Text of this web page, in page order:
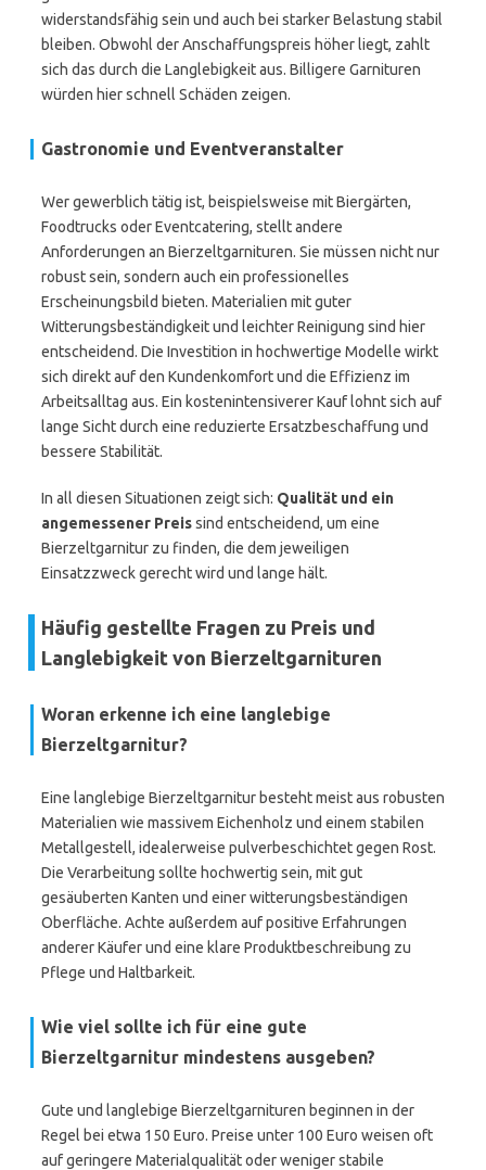
widerstandsfähig sein und auch bei starker Belastung stabil
bleiben. Obwohl der Anschaffungspreis höher liegt, zahlt
sich das durch die Langlebigkeit aus. Billigere Garnituren
würden hier schnell Schäden zeigen.
Gastronomie und Eventveranstalter
Wer gewerblich tätig ist, beispielsweise mit Biergärten,
Foodtrucks oder Eventcatering, stellt andere
Anforderungen an Bierzeltgarnituren. Sie müssen nicht nur
robust sein, sondern auch ein professionelles
Erscheinungsbild bieten. Materialien mit guter
Witterungsbeständigkeit und leichter Reinigung sind hier
entscheidend. Die Investition in hochwertige Modelle wirkt
sich direkt auf den Kundenkomfort und die Effizienz im
Arbeitsalltag aus. Ein kostenintensiverer Kauf lohnt sich auf
lange Sicht durch eine reduzierte Ersatzbeschaffung und
bessere Stabilität.
In all diesen Situationen zeigt sich: Qualität und ein
angemessener Preissind entscheidend, um eine
Bierzeltgarnitur zu finden, die dem jeweiligen
Einsatzzweck gerecht wird und lange hält.
Häufig gestellte Fragen zu Preis und
Langlebigkeit von Bierzeltgarnituren
Woran erkenne ich eine langlebige
Bierzeltgarnitur?
Eine langlebige Bierzeltgarnitur besteht meist aus robusten
Materialien wie massivem Eichenholz und einem stabilen
Metallgestell, idealerweise pulverbeschichtet gegen Rost.
Die Verarbeitung sollte hochwertig sein, mit gut
gesäuberten Kanten und einer witterungsbeständigen
Oberfläche. Achte außerdem auf positive Erfahrungen
anderer Käufer und eine klare Produktbeschreibung zu
Pflege und Haltbarkeit.
Wie viel sollte ich für eine gute
Bierzeltgarnitur mindestens ausgeben?
Gute und langlebige Bierzeltgarnituren beginnen in der
Regel bei etwa 150 Euro. Preise unter 100 Euro weisen oft
auf geringere Materialqualität oder weniger stabile